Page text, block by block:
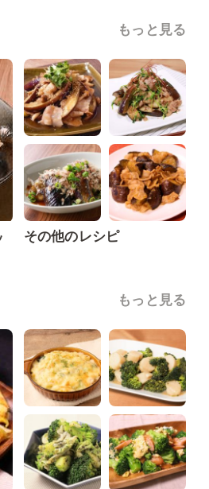
もっと見る
その他のレシピ
もっと見る